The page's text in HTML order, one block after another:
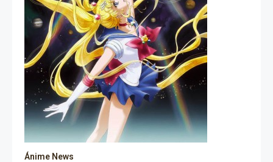
Ánime News